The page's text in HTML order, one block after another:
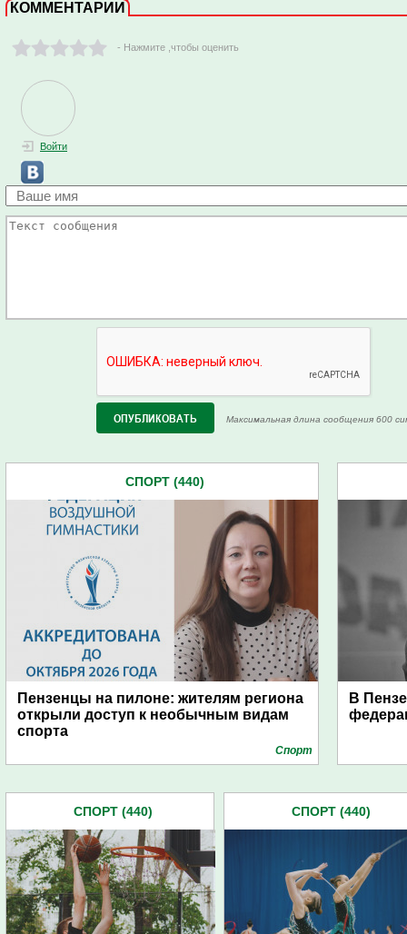
КОММЕНТАРИИ
- Нажмите ,чтобы оценить
Войти
Максимальная длина сообщения 600
СПОРТ (440)
Пензенцы на пилоне: жителям региона
открыли доступ к необычным видам
спорта
Спорт
В
СПОРТ (440) СПОРТ (440)